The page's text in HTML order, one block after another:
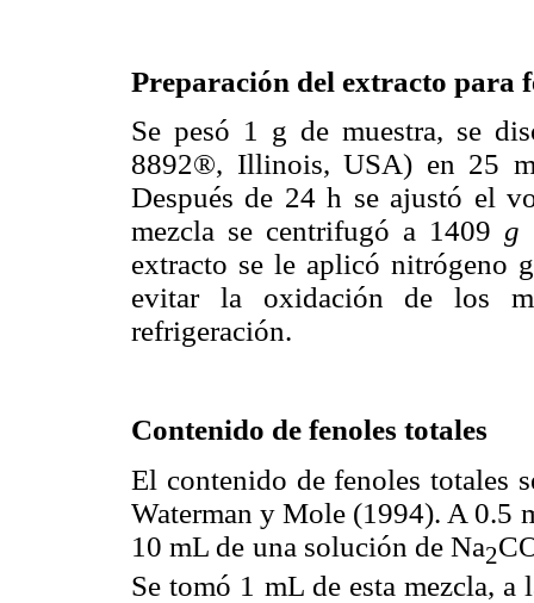
Preparación del extracto para
Se pesó 1 g de muestra, se
8892®, Illinois, USA) en 25
Después de 24 h se ajustó el
mezcla se centrifugó a 1409g
extracto se le aplicó nitrógeno
evitar la oxidación de los
refrigeración.
Contenido de fenoles totales
El contenido de fenoles totales
Waterman y Mole (1994). A 0.5
10 mL de una solución de Na2
Se tomó 1 mL de esta mezcla,